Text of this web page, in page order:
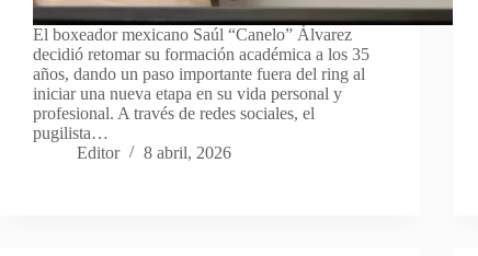
El boxeador mexicano Saúl “Canelo” Álvarez
decidió retomar su formación académica a los 35
años, dando un paso importante fuera del ring al
iniciar una nueva etapa en su vida personal y
profesional. A través de redes sociales, el
pugilista…
Editor
8 abril, 2026